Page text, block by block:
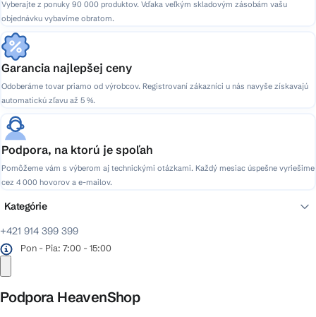
Vyberajte z ponuky 90 000 produktov. Vďaka veľkým skladovým zásobám vašu
objednávku vybavíme obratom.
Garancia najlepšej ceny
Odoberáme tovar priamo od výrobcov. Registrovaní zákazníci u nás navyše získavajú
automatickú zľavu až 5 %.
Podpora, na ktorú je spoľah
Pomôžeme vám s výberom aj technickými otázkami. Každý mesiac úspešne vyriešime
cez 4 000 hovorov a e-mailov.
+421 914 399 399
Pon - Pia: 7:00 - 15:00
Podpora HeavenShop
Kategórie